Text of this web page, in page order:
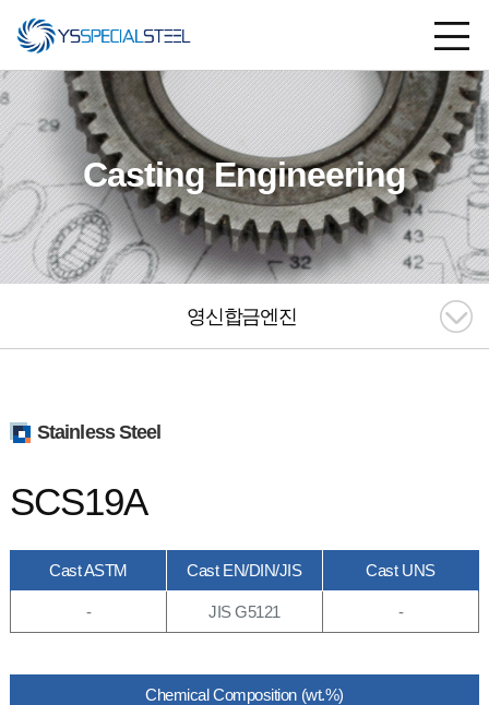
Casting Engineering
영신합금엔진
Stainless Steel
SCS19A
Cast ASTM Cast EN/DIN/JIS Cast UNS
- JIS G5121 -
Chemical Composition (wt.%)